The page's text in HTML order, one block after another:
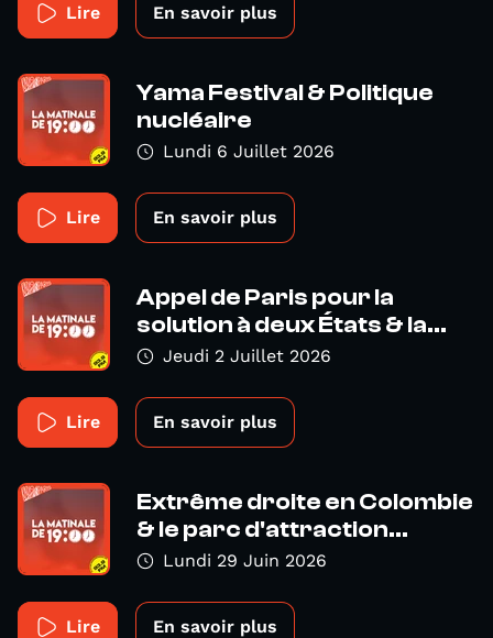
Lire En savoir plus
Yama Festival & Politique
nucléaire
Lundi 6 Juillet 2026
Lire En savoir plus
Appel de Paris pour la
solution à deux États & la...
Jeudi 2 Juillet 2026
Lire En savoir plus
Extrême droite en Colombie
& le parc d'attraction...
Lundi 29 Juin 2026
Lire En savoir plus